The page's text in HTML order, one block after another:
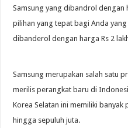
Samsung yang dibandrol dengan
pilihan yang tepat bagi Anda
dibanderol dengan harga Rs 2
Samsung merupakan salah satu
merilis perangkat baru di
Korea Selatan ini memiliki banyak
hingga sepuluh juta.